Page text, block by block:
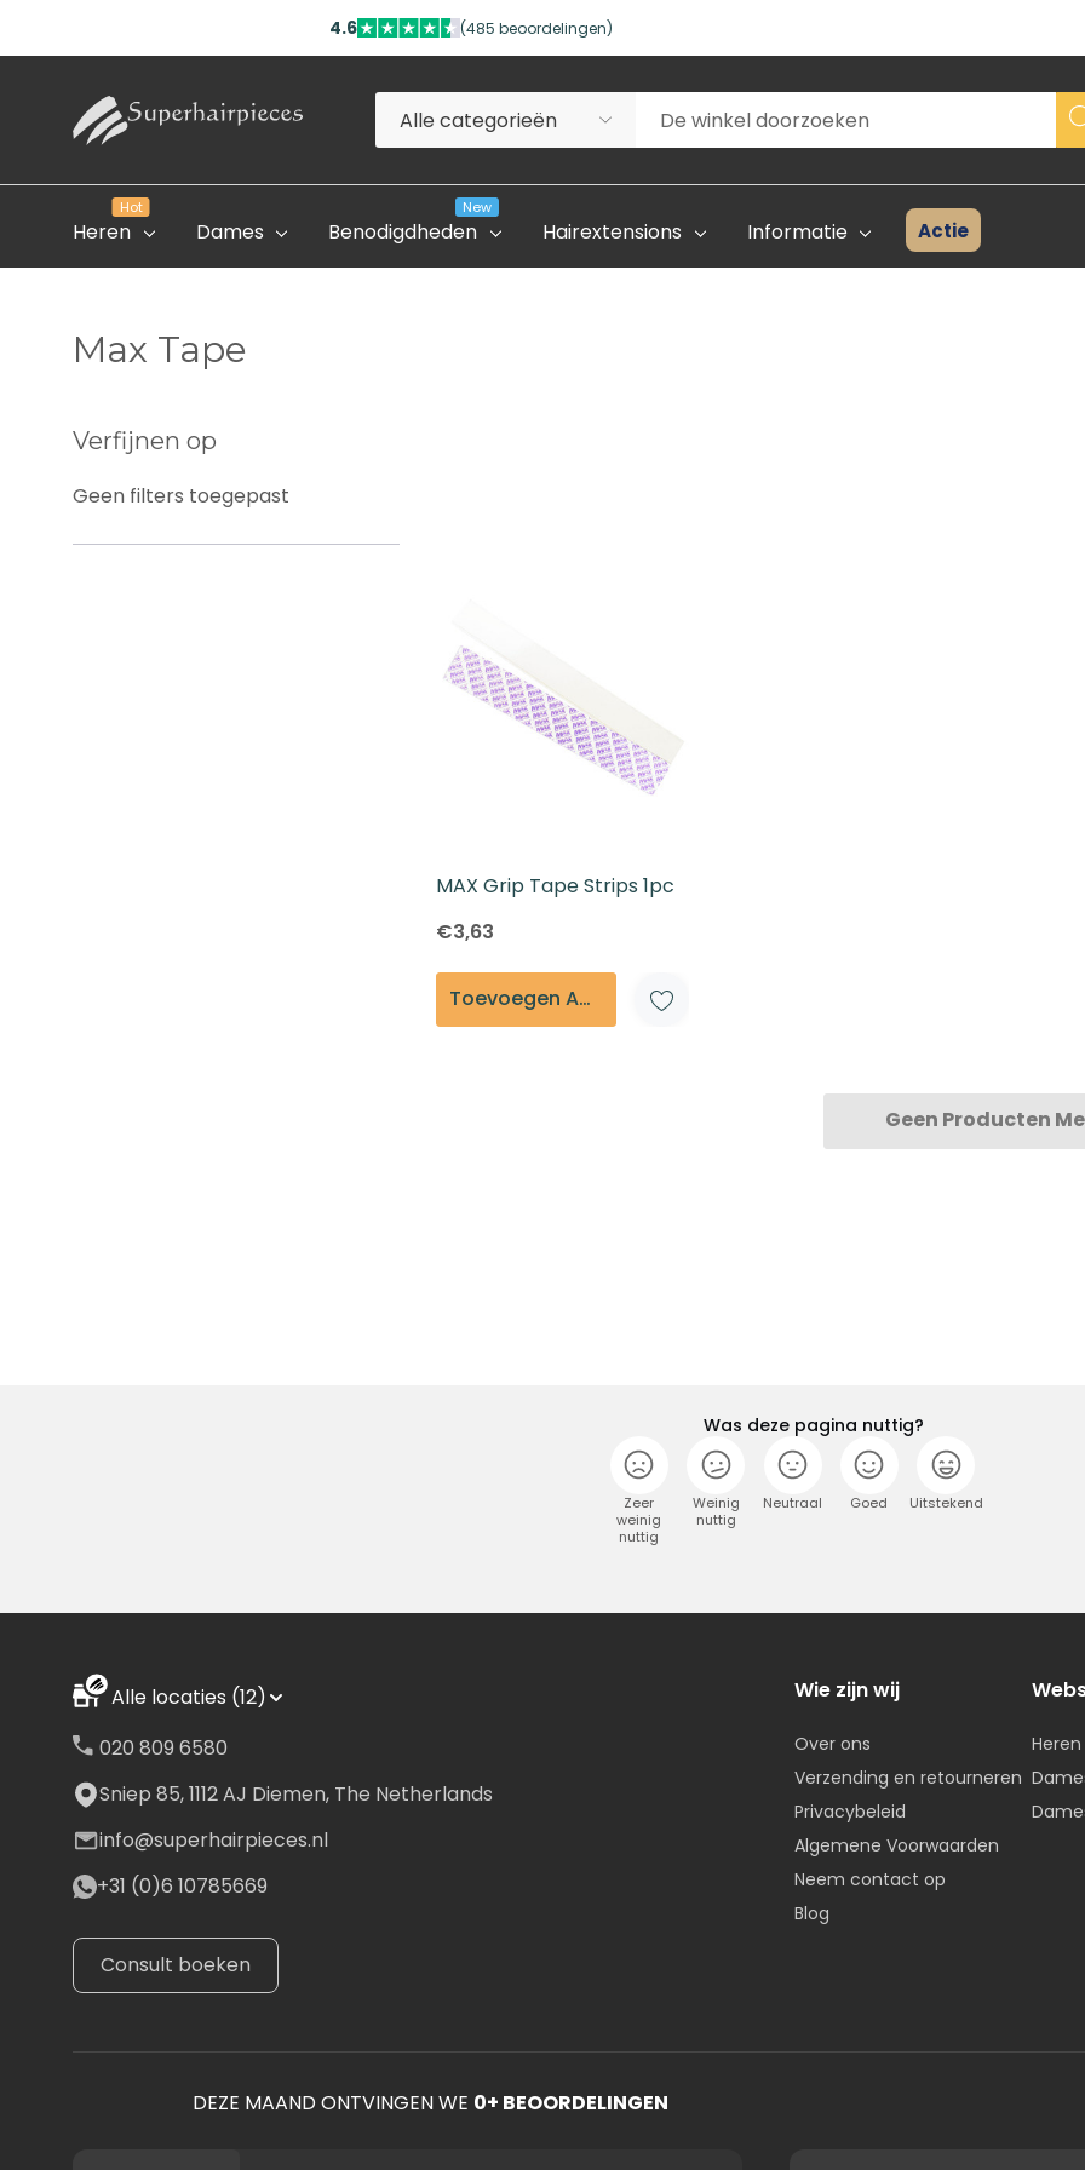
4.6 (485 beoordelingen)
Alle
categorieën
Zoeken
Heren
Hot
Dames Benodigdheden
New
Hairextensions Informatie
Aanvraagformulier
Actie
Max Tape
Verfijnen op
Geen filters toegepast
MAX Grip Tape Strips 1pc
€3,63
Toevoegen Aan Winkelmandje
Geen Producten
Was deze pagina nuttig?
Zeer
weinig
nuttig
Weinig
nuttig
Neutraal Goed Uitstekend
DEZE MAAND ONTVINGEN WE 0+ BEOORDELINGEN
Alle locaties (12)
020 809 6580
Sniep 85, 1112 AJ Diemen, The Netherlands
info@superhairpieces.nl
+31 (0)6 10785669
Consult boeken
Wie zijn wij
Over ons
Verzending en retourneren
Privacybeleid
Algemene Voorwaarden
Neem contact op
Blog